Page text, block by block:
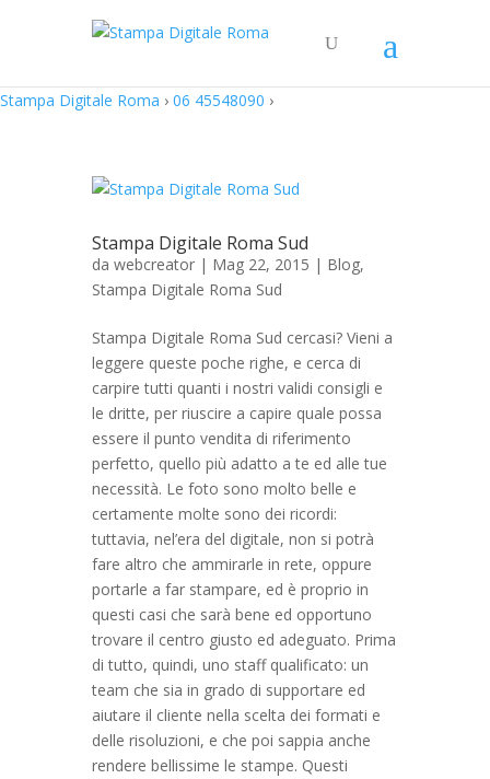
Stampa Digitale Roma › 06 45548090 ›
Stampa Digitale Roma Sud
da webcreator | Mag 22, 2015 | Blog,
Stampa Digitale Roma Sud
Stampa Digitale Roma Sud cercasi? Vieni a
leggere queste poche righe, e cerca di
carpire tutti quanti i nostri validi consigli e
le dritte, per riuscire a capire quale possa
essere il punto vendita di riferimento
perfetto, quello più adatto a te ed alle tue
necessità. Le foto sono molto belle e
certamente molte sono dei ricordi:
tuttavia, nel’era del digitale, non si potrà
fare altro che ammirarle in rete, oppure
portarle a far stampare, ed è proprio in
questi casi che sarà bene ed opportuno
trovare il centro giusto ed adeguato. Prima
di tutto, quindi, uno staff qualificato: un
team che sia in grado di supportare ed
aiutare il cliente nella scelta dei formati e
delle risoluzioni, e che poi sappia anche
rendere bellissime le stampe. Questi